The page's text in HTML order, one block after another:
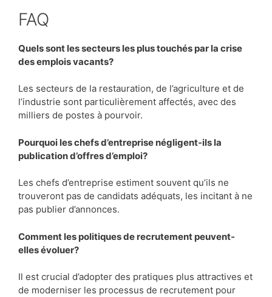
FAQ
Quels sont les secteurs les plus touchés par la crise
des emplois vacants?
Les secteurs de la restauration, de l’agriculture et de
l’industrie sont particulièrement affectés, avec des
milliers de postes à pourvoir.
Pourquoi les chefs d’entreprise négligent-ils la
publication d’offres d’emploi?
Les chefs d’entreprise estiment souvent qu’ils ne
trouveront pas de candidats adéquats, les incitant à ne
pas publier d’annonces.
Comment les politiques de recrutement peuvent-
elles évoluer?
Il est crucial d’adopter des pratiques plus attractives et
de moderniser les processus de recrutement pour